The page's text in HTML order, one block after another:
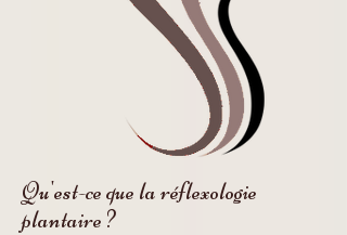
Qu'est-ce que la réflexologie
plantaire ?